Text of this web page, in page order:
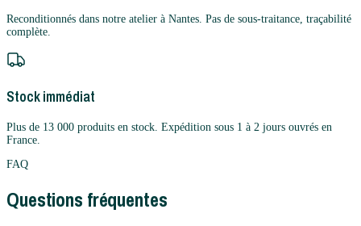
Reconditionnés dans notre atelier à Nantes. Pas de sous-traitance, traçabilité
complète.
Stock immédiat
Plus de 13 000 produits en stock. Expédition sous 1 à 2 jours ouvrés en
France.
FAQ
Questions fréquentes